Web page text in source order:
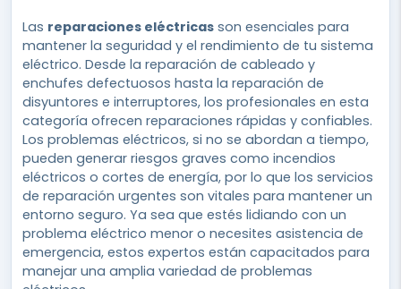
Las reparaciones eléctricas son esenciales para
mantener la seguridad y el rendimiento de tu sistema
eléctrico. Desde la reparación de cableado y
enchufes defectuosos hasta la reparación de
disyuntores e interruptores, los profesionales en esta
categoría ofrecen reparaciones rápidas y confiables.
Los problemas eléctricos, si no se abordan a tiempo,
pueden generar riesgos graves como incendios
eléctricos o cortes de energía, por lo que los servicios
de reparación urgentes son vitales para mantener un
entorno seguro. Ya sea que estés lidiando con un
problema eléctrico menor o necesites asistencia de
emergencia, estos expertos están capacitados para
manejar una amplia variedad de problemas